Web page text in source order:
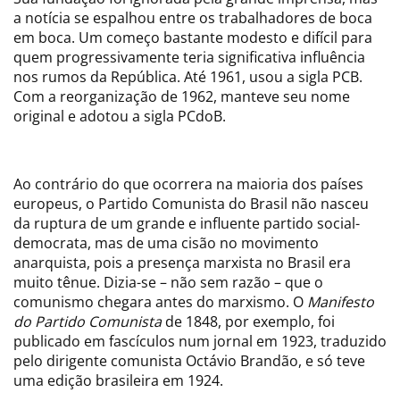
a notícia se espalhou entre os trabalhadores de boca
em boca. Um começo bastante modesto e difícil para
quem progressivamente teria significativa influência
nos rumos da República. Até 1961, usou a sigla PCB.
Com a reorganização de 1962, manteve seu nome
original e adotou a sigla PCdoB.
Ao contrário do que ocorrera na maioria dos países
europeus, o Partido Comunista do Brasil não nasceu
da ruptura de um grande e influente partido social-
democrata, mas de uma cisão no movimento
anarquista, pois a presença marxista no Brasil era
muito tênue. Dizia-se – não sem razão – que o
comunismo chegara antes do marxismo. O Manifesto
do Partido Comunistade 1848, por exemplo, foi
publicado em fascículos num jornal em 1923, traduzido
pelo dirigente comunista Octávio Brandão, e só teve
uma edição brasileira em 1924.